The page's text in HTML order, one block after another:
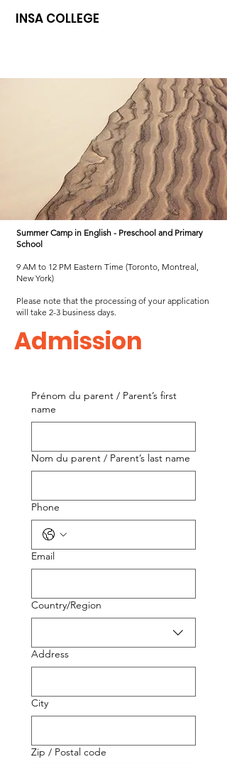
INSA COLLEGE
Summer Camp in English - Preschool and Primary
School
9 AM to 12 PM Eastern Time (Toronto, Montreal,
New York)
Please note that the processing of your application
will take 2-3 business days.
Admission
Prénom du parent / Parent’s first
name
Nom du parent / Parent’s last name
Phone
Email
Multi-line address
Country/Region
Address
City
Zip / Postal code